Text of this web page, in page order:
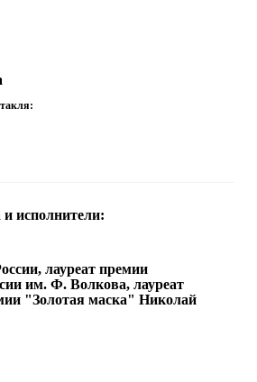
исполнители:
лауреат премии
им. Ф. Волкова, лауреат
"Золотая маска" Николай